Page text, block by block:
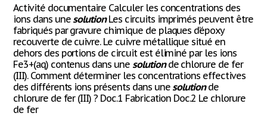
Activité documentaire Calculer les concentrations des
ions dans unesolutionLes circuits imprimés peuvent être
fabriqués par gravure chimique de plaques d’époxy
recouverte de cuivre. Le cuivre métallique situé en
dehors des portions de circuit est éliminé par les ions
Fe3+(aq) contenus dans une solutionde chlorure de fer
(III). Comment déterminer les concentrations effectives
des différents ions présents dans unesolutionde
chlorure de fer (III) ? Doc.1 Fabrication Doc.2 Le chlorure
de fer